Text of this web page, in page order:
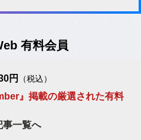
有料会員
円 （税込）
』掲載の厳選された有料
事一覧へ